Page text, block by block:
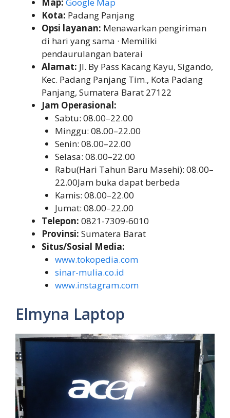
Map: Google Map
Kota: Padang Panjang
Opsi layanan: Menawarkan pengiriman
di hari yang sama · Memiliki
pendaurulangan baterai
Alamat: Jl. By Pass Kacang Kayu, Sigando,
Kec. Padang Panjang Tim., Kota Padang
Panjang, Sumatera Barat 27122
Jam Operasional:
Sabtu: 08.00–22.00
Minggu: 08.00–22.00
Senin: 08.00–22.00
Selasa: 08.00–22.00
Rabu(Hari Tahun Baru Masehi): 08.00–
22.00Jam buka dapat berbeda
Kamis: 08.00–22.00
Jumat: 08.00–22.00
Telepon: 0821-7309-6010
Provinsi: Sumatera Barat
Situs/Sosial Media:
www.tokopedia.com
sinar-mulia.co.id
www.instagram.com
Elmyna Laptop